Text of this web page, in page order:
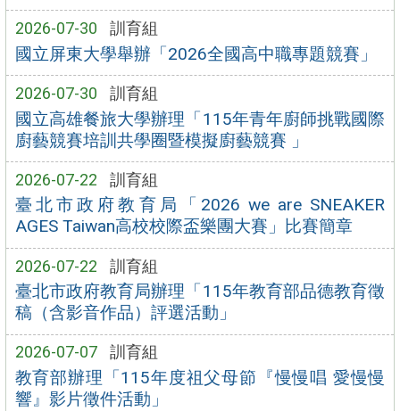
2026-07-30 訓育組
國立屏東大學舉辦「2026全國高中職專題競賽」
2026-07-30 訓育組
國立高雄餐旅大學辦理「115年青年廚師挑戰國際
廚藝競賽培訓共學圈暨模擬廚藝競賽 」
2026-07-22 訓育組
臺北市政府教育局「2026 we are SNEAKER
AGES Taiwan高校校際盃樂團大賽」比賽簡章
2026-07-22 訓育組
臺北市政府教育局辦理「115年教育部品德教育徵
稿（含影音作品）評選活動」
2026-07-07 訓育組
教育部辦理「115年度祖父母節『慢慢唱 愛慢慢
響』影片徵件活動」